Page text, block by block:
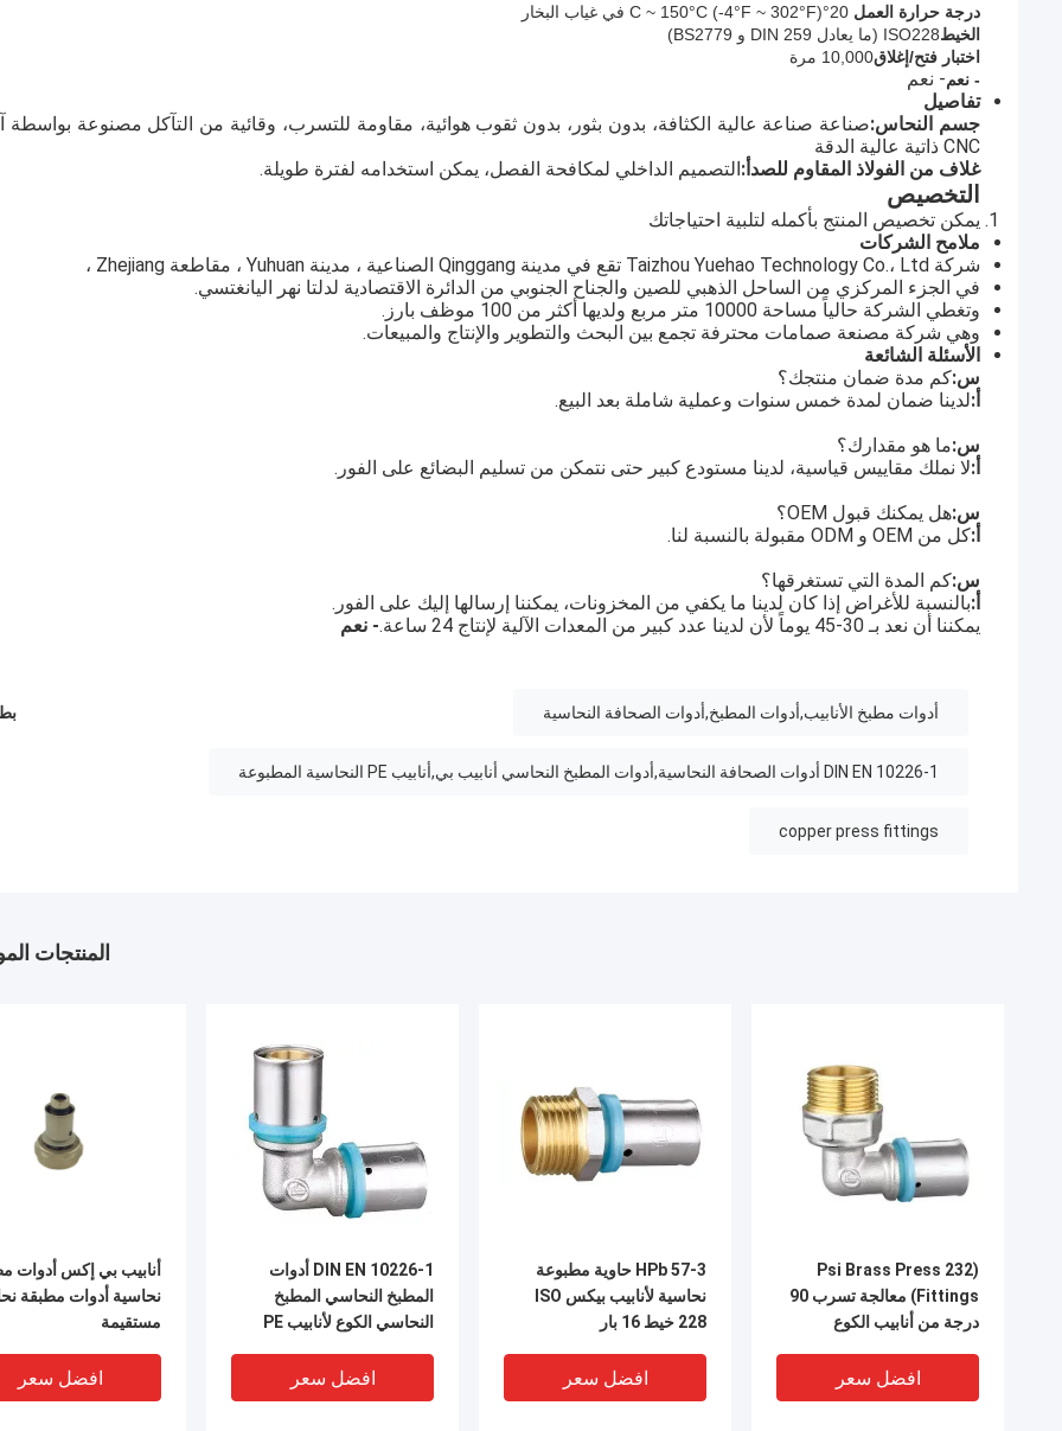
درجة حرارة العمل 20°C ~ 150°C (-4°F ~ 302°F) في غياب البخار
الخيطISO228 (ما يعادل DIN 259 و BS2779)
اختبار فتح/إغلاق10,000 مرة
- نعم- نعم
تفاصيل
جسم النحاس:صناعة صناعة عالية الكثافة، بدون بثور، بدون ثقوب هوائية، مقاومة للتسرب، وقائية من التآكل مصنوعة بواسطة
CNC ذاتية عالية الدقة
غلاف من الفولاذ المقاوم للصدأ:التصميم الداخلي لمكافحة الفصل، يمكن استخدامه لفترة طويلة.
التخصيص
يمكن تخصيص المنتج بأكمله لتلبية احتياجاتك
ملامح الشركات
شركة Taizhou Yuehao Technology Co.، Ltd تقع في مدينة Qinggang الصناعية ، مدينة Yuhuan ، مقاطعة Zhejiang ،
في الجزء المركزي من الساحل الذهبي للصين والجناح الجنوبي من الدائرة الاقتصادية لدلتا نهر اليانغتسي.
وتغطي الشركة حالياً مساحة 10000 متر مربع ولديها أكثر من 100 موظف بارز.
وهي شركة مصنعة صمامات محترفة تجمع بين البحث والتطوير والإنتاج والمبيعات.
الأسئلة الشائعة
س:كم مدة ضمان منتجك؟
أ:لدينا ضمان لمدة خمس سنوات وعملية شاملة بعد البيع.
س:ما هو مقدارك؟
أ:لا نملك مقاييس قياسية، لدينا مستودع كبير حتى نتمكن من تسليم البضائع على الفور.
س:هل يمكنك قبول OEM؟
أ:كل من OEM و ODM مقبولة بالنسبة لنا.
س:كم المدة التي تستغرقها؟
أ:بالنسبة للأغراض إذا كان لدينا ما يكفي من المخزونات، يمكننا إرسالها إليك على الفور.
يمكننا أن نعد بـ 30-45 يوماً لأن لدينا عدد كبير من المعدات الآلية لإنتاج 24 ساعة.
- نعم
أدوات مطبخ الأنابيب,أدوات المطبخ,أدوات الصحافة النحاسية
DIN EN 10226-1 أدوات الصحافة النحاسية,أدوات المطبخ النحاسي أنابيب بي,أنابيب PE النحاسية المطبوعة
copper press fittings
المنتجات
أنابيب بي إكس أدوات
نحاسية أدوات مطبقة
مستقيمة
افضل سعر
DIN EN 10226-1 أدوات
المطبخ النحاسي المطبخ
النحاسي الكوع لأنابيب PE
افضل سعر
HPb 57-3 حاوية مطبوعة
نحاسية لأنابيب بيكس ISO
228 خيط 16 بار
افضل سعر
(232 Psi Brass Press
Fittings) معالجة تسرب 90
درجة من أنابيب الكوع
افضل سعر